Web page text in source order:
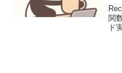
例
関
ド